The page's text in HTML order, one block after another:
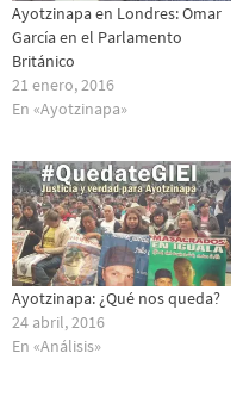
Ayotzinapa en Londres: Omar
García en el Parlamento
Británico
21 enero, 2016
En «Ayotzinapa»
Ayotzinapa: ¿Qué nos queda?
24 abril, 2016
En «Análisis»